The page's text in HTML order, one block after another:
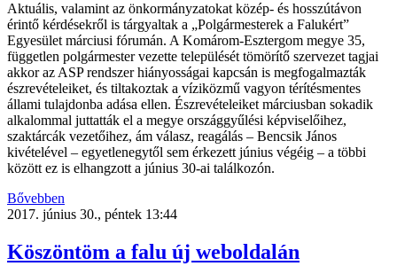
Aktuális, valamint az önkormányzatokat közép- és hosszútávon
érintő kérdésekről is tárgyaltak a „Polgármesterek a Falukért”
Egyesület márciusi fórumán. A Komárom-Esztergom megye 35,
független polgármester vezette települését tömörítő szervezet tagjai
akkor az ASP rendszer hiányosságai kapcsán is megfogalmazták
észrevételeiket, és tiltakoztak a víziközmű vagyon térítésmentes
állami tulajdonba adása ellen. Észrevételeiket márciusban sokadik
alkalommal juttatták el a megye országgyűlési képviselőihez,
szaktárcák vezetőihez, ám válasz, reagálás – Bencsik János
kivételével – egyetlenegytől sem érkezett június végéig – a többi
között ez is elhangzott a június 30-ai találkozón.
Bővebben
2017. június 30., péntek 13:44
Köszöntöm a falu új weboldalán